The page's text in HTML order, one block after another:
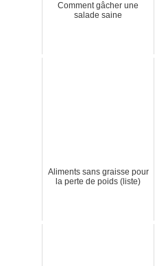
Comment gâcher une
salade saine
Aliments sans graisse pour
la perte de poids (liste)